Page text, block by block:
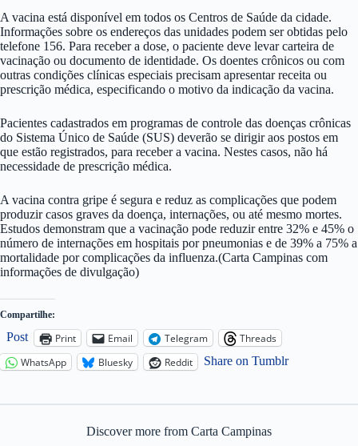
A vacina está disponível em todos os Centros de Saúde da cidade.
Informações sobre os endereços das unidades podem ser obtidas pelo
telefone 156. Para receber a dose, o paciente deve levar carteira de
vacinação ou documento de identidade. Os doentes crônicos ou com
outras condições clínicas especiais precisam apresentar receita ou
prescrição médica, especificando o motivo da indicação da vacina.
Pacientes cadastrados em programas de controle das doenças crônicas
do Sistema Único de Saúde (SUS) deverão se dirigir aos postos em
que estão registrados, para receber a vacina. Nestes casos, não há
necessidade de prescrição médica.
A vacina contra gripe é segura e reduz as complicações que podem
produzir casos graves da doença, internações, ou até mesmo mortes.
Estudos demonstram que a vacinação pode reduzir entre 32% e 45% o
número de internações em hospitais por pneumonias e de 39% a 75% a
mortalidade por complicações da influenza.(Carta Campinas com
informações de divulgação)
Compartilhe:
Post Print Email Telegram
Threads
WhatsApp
Bluesky Reddit Share on Tumblr
Discover more from Carta Campinas